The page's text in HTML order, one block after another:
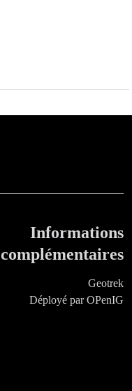
Informations
complémentaires
Geotrek
Déployé par OPenIG